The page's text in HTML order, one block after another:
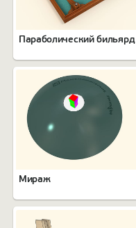
Параболический бильярд
Мираж